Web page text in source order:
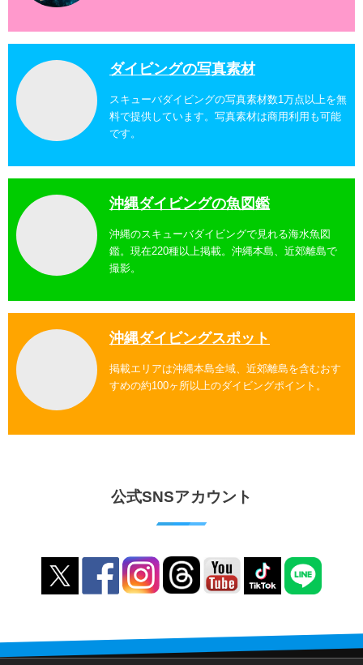
ダイビングの写真素材
スキューバダイビングの写真素材数1万点以上を無
料で提供しています。写真素材は商用利用も可能
です。
沖縄ダイビングの魚図鑑
沖縄のスキューバダイビングで見れる海水魚図
鑑。現在220種以上掲載。沖縄本島、近郊離島で
撮影。
沖縄ダイビングスポット
掲載エリアは沖縄本島全域、近郊離島を含むおす
すめの約100ヶ所以上のダイビングポイント。
公式SNSアカウント